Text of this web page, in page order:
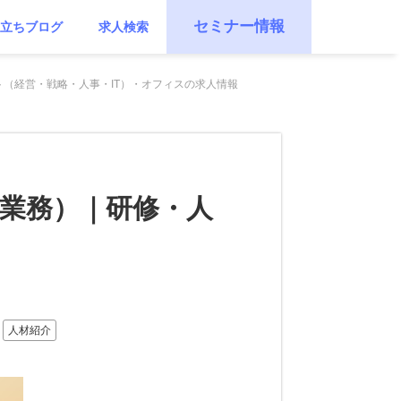
ちブログ 求人検索 セミナー情報
経営・戦略・人事・IT）・オフィスの求人情報
務）｜研修・人
人材紹介